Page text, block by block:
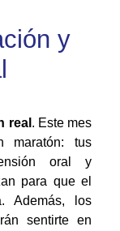
y
real . Este mes
maratón: tus
oral y
para que el
Además, los
sentirte en